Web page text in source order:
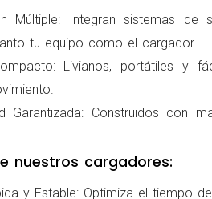
Múltiple: Integran sistemas de
tu equipo como el cargador.
Livianos, portátiles y
Garantizada: Construidos con
nuestros cargadores:
y Estable: Optimiza el tiempo